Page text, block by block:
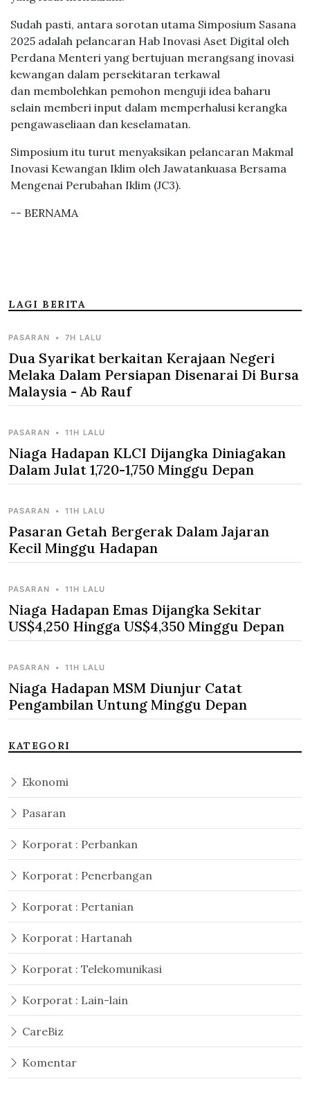
Sudah pasti, antara sorotan utama Simposium Sasana
2025 adalah pelancaran Hab Inovasi Aset Digital oleh
Perdana Menteri yang bertujuan merangsang inovasi
kewangan dalam persekitaran terkawal
dan membolehkan pemohon menguji idea baharu
selain memberi input dalam memperhalusi kerangka
pengawaseliaan dan keselamatan.
Simposium itu turut menyaksikan pelancaran Makmal
Inovasi Kewangan Iklim oleh Jawatankuasa Bersama
Mengenai Perubahan Iklim (JC3).
-- BERNAMA
LAGI BERITA
PASARAN • 7H LALU
Dua Syarikat berkaitan Kerajaan Negeri
Melaka Dalam Persiapan Disenarai Di Bursa
Malaysia - Ab Rauf
PASARAN • 11H LALU
Niaga Hadapan KLCI Dijangka Diniagakan
Dalam Julat 1,720-1,750 Minggu Depan
PASARAN • 11H LALU
Pasaran Getah Bergerak Dalam Jajaran
Kecil Minggu Hadapan
PASARAN • 11H LALU
Niaga Hadapan Emas Dijangka Sekitar
US$4,250 Hingga US$4,350 Minggu Depan
PASARAN • 11H LALU
Niaga Hadapan MSM Diunjur Catat
Pengambilan Untung Minggu Depan
KATEGORI
Ekonomi
Pasaran
Korporat : Perbankan
Korporat : Penerbangan
Korporat : Pertanian
Korporat : Hartanah
Korporat : Telekomunikasi
Korporat : Lain-lain
CareBiz
Komentar